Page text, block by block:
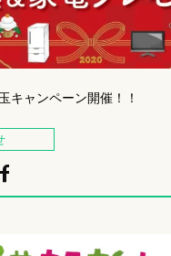
キャンペーン開催！！